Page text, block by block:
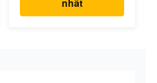
chính hãng của
nhất